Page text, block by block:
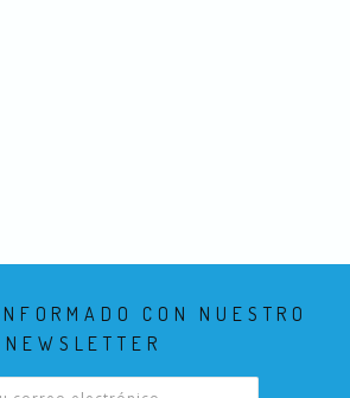
CON NUESTRO
NEWSLETTER